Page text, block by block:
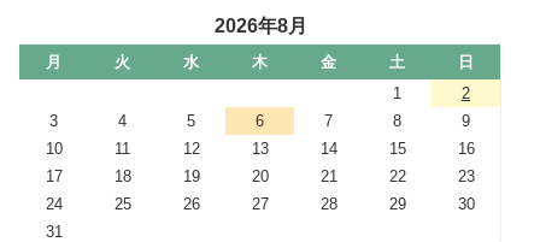
2026年8月
月 火 水 木 金 土
日
1
2
3
4 5 6 7 8
9
10
11 12 13 14 15
16
17
18 19 20 21 22
23
24
25 26 27 28 29
30
31